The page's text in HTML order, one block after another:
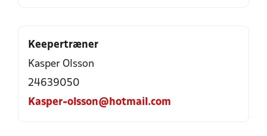
Keepertræner
Kasper Olsson
24639050
Kasper-olsson@hotmail.com